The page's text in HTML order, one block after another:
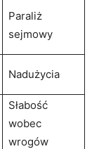
Paraliż
sejmowy
Nadużycia
Słabość
wobec
wrogów